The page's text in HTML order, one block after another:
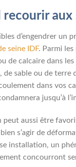
aux
d’engendrer un
seine IDF. Parmi les
de calcaire dans
de sable ou de
dans vos
jusqu’à
peut aussi être
s’agir de
installation, un
concourront